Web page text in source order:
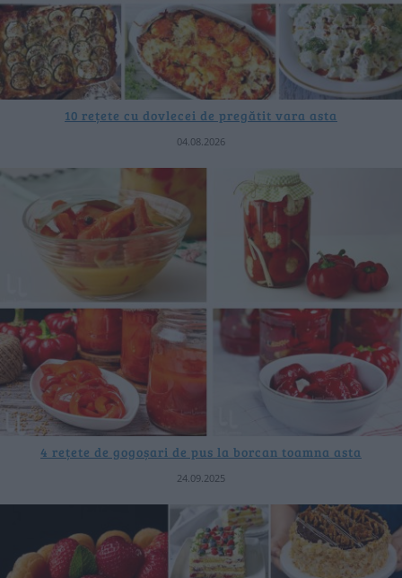
10 rețete cu dovlecei de pregătit vara asta
04.08.2026
4 rețete de gogoșari de pus la borcan toamna asta
24.09.2025